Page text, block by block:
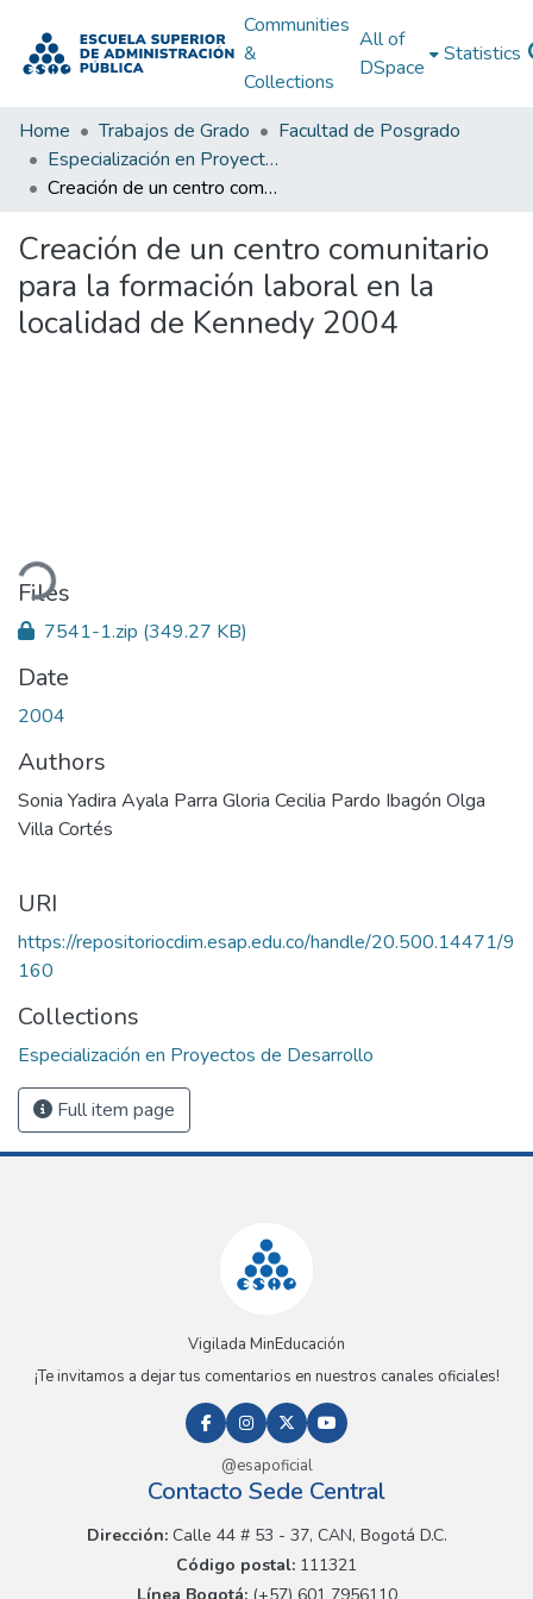
Communities
&
Collections
All of
DSpace
Statistics
Home Trabajos de Grado
Facultad de Posgrado
Especialización en Proyectos de Desarrollo
Creación de un centro comunitario para la formación laboral en la localidad de Kennedy 2004
Creación de un centro comunitario
para la formación laboral en la
localidad de Kennedy 2004
Files
7541-1.zip (349.27 KB)
Date
2004
Authors
Sonia Yadira Ayala Parra Gloria Cecilia Pardo Ibagón Olga
Villa Cortés
URI
https://repositoriocdim.esap.edu.co/handle/20.500.14471/9
160
Collections
Especialización en Proyectos de Desarrollo
Full item page
Vigilada MinEducación
¡Te invitamos a dejar tus comentarios en nuestros canales oficiales!
@esapoficial
Contacto Sede Central
Dirección:Calle 44 # 53 - 37, CAN, Bogotá D.C.
Código postal: 111321